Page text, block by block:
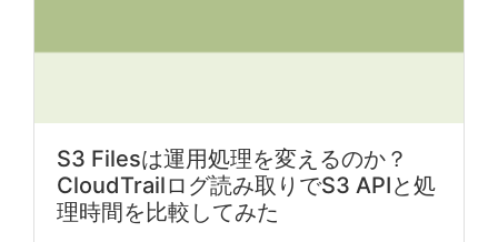
S3 Filesは運用処理を変えるのか？
CloudTrailログ読み取りでS3 APIと処
理時間を比較してみた